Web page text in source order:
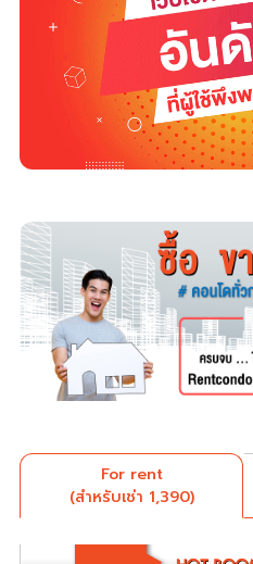
For rent
(สำหรับเช่า 1,390)